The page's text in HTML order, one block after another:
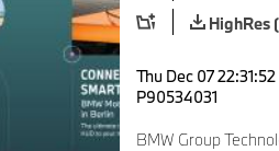
HighRes
Thu Dec 07
P90534031
BMW Group